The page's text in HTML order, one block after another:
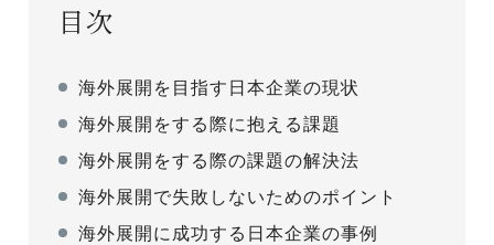
目次
海外展開を目指す日本企業の現状
海外展開をする際に抱える課題
海外展開をする際の課題の解決法
海外展開で失敗しないためのポイント
海外展開に成功する日本企業の事例